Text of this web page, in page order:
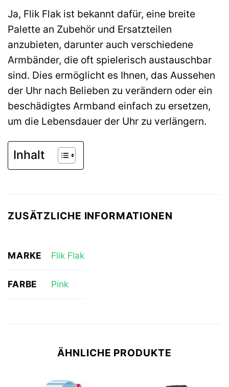
Ja, Flik Flak ist bekannt dafür, eine breite
Palette an Zubehör und Ersatzteilen
anzubieten, darunter auch verschiedene
Armbänder, die oft spielerisch austauschbar
sind. Dies ermöglicht es Ihnen, das Aussehen
der Uhr nach Belieben zu verändern oder ein
beschädigtes Armband einfach zu ersetzen,
um die Lebensdauer der Uhr zu verlängern.
Inhalt
ZUSÄTZLICHE INFORMATIONEN
MARKE Flik Flak
FARBE Pink
ÄHNLICHE PRODUKTE